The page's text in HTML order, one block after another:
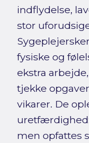
indflydelse,
stor
fysiske og
ekstra
tjekke
vikarer. De
men opfattes